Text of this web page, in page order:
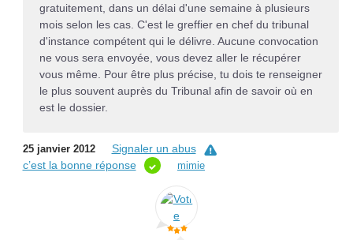
gratuitement, dans un délai d'une semaine à plusieurs
mois selon les cas. C'est le greffier en chef du tribunal
d'instance compétent qui le délivre. Aucune convocation
ne vous sera envoyée, vous devez aller le récupérer
vous même. Pour être plus précise, tu dois te renseigner
le plus souvent auprès du Tribunal afin de savoir où en
est le dossier.
25 janvier 2012
Signaler un abus
c’est la bonne réponse
mimie